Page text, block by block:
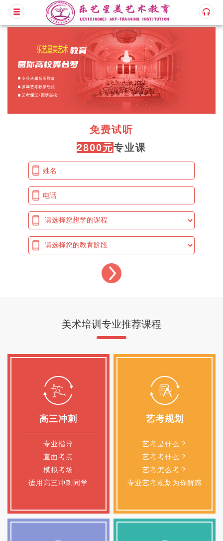
免费试听
2800元专业课
美术培训专业推荐课程
高三冲刺
专业指导
直面考点
模拟考场
适用高三冲刺同学
艺考规划
艺考是什么？
艺考考什么？
艺考怎么考？
专业艺考规划为你解惑